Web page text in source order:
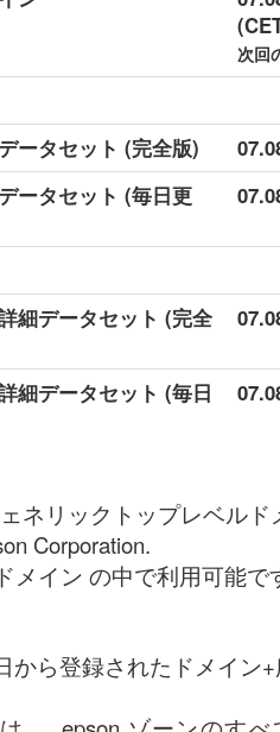
次回
ータセット (完全版)
ータセット (毎日更
細データセット (完全
細データセット (毎日
ネリックトップレベル
Corporation.
メイン の中で利用可能で
から登録されたドメイン